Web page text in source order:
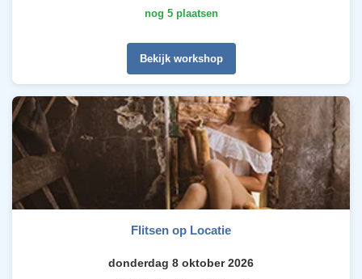
nog 5 plaatsen
Bekijk workshop
Flitsen op Locatie
donderdag 8 oktober 2026